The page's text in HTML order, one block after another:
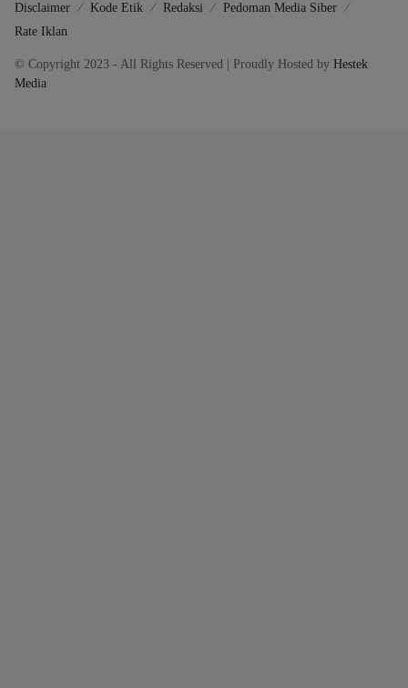
Disclaimer Kode Etik Redaksi
Pedoman Media Siber
Rate Iklan
© Copyright 2023 - All Rights Reserved | Proudly Hosted by Hestek
Media